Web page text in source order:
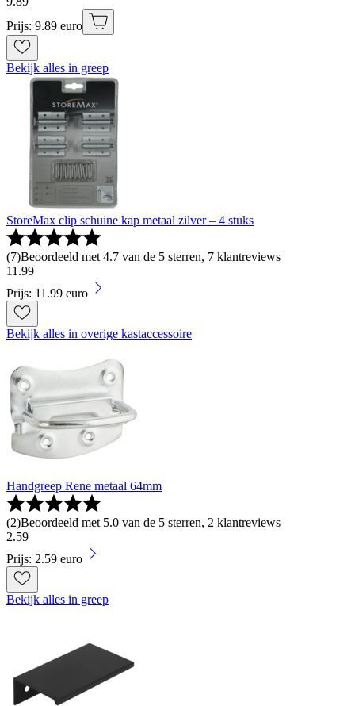
Prijs: 9.89 euro
Bekijk alles in greep
StoreMax clip schuine kap metaal zilver – 4 stuks
(7)Beoordeeld met 4.7 van de 5 sterren, 7 klantreviews
11 .99
Prijs: 11.99 euro
Bekijk alles in overige kastaccessoire
Handgreep Rene metaal 64mm
(2)Beoordeeld met 5.0 van de 5 sterren, 2 klantreviews
2.59
Prijs: 2.59 euro
Bekijk alles in greep